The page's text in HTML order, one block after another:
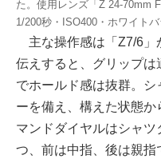
た。使用レンズ「Z 24-70mm
1/200秒・ISO400・ホワイトバ
主な操作感は「Z7/6」
伝えすると、グリップ
でホールド感は抜群。
ーを備え、構えた状態か
マンドダイヤルはシャ
つ、前は中指、後は親